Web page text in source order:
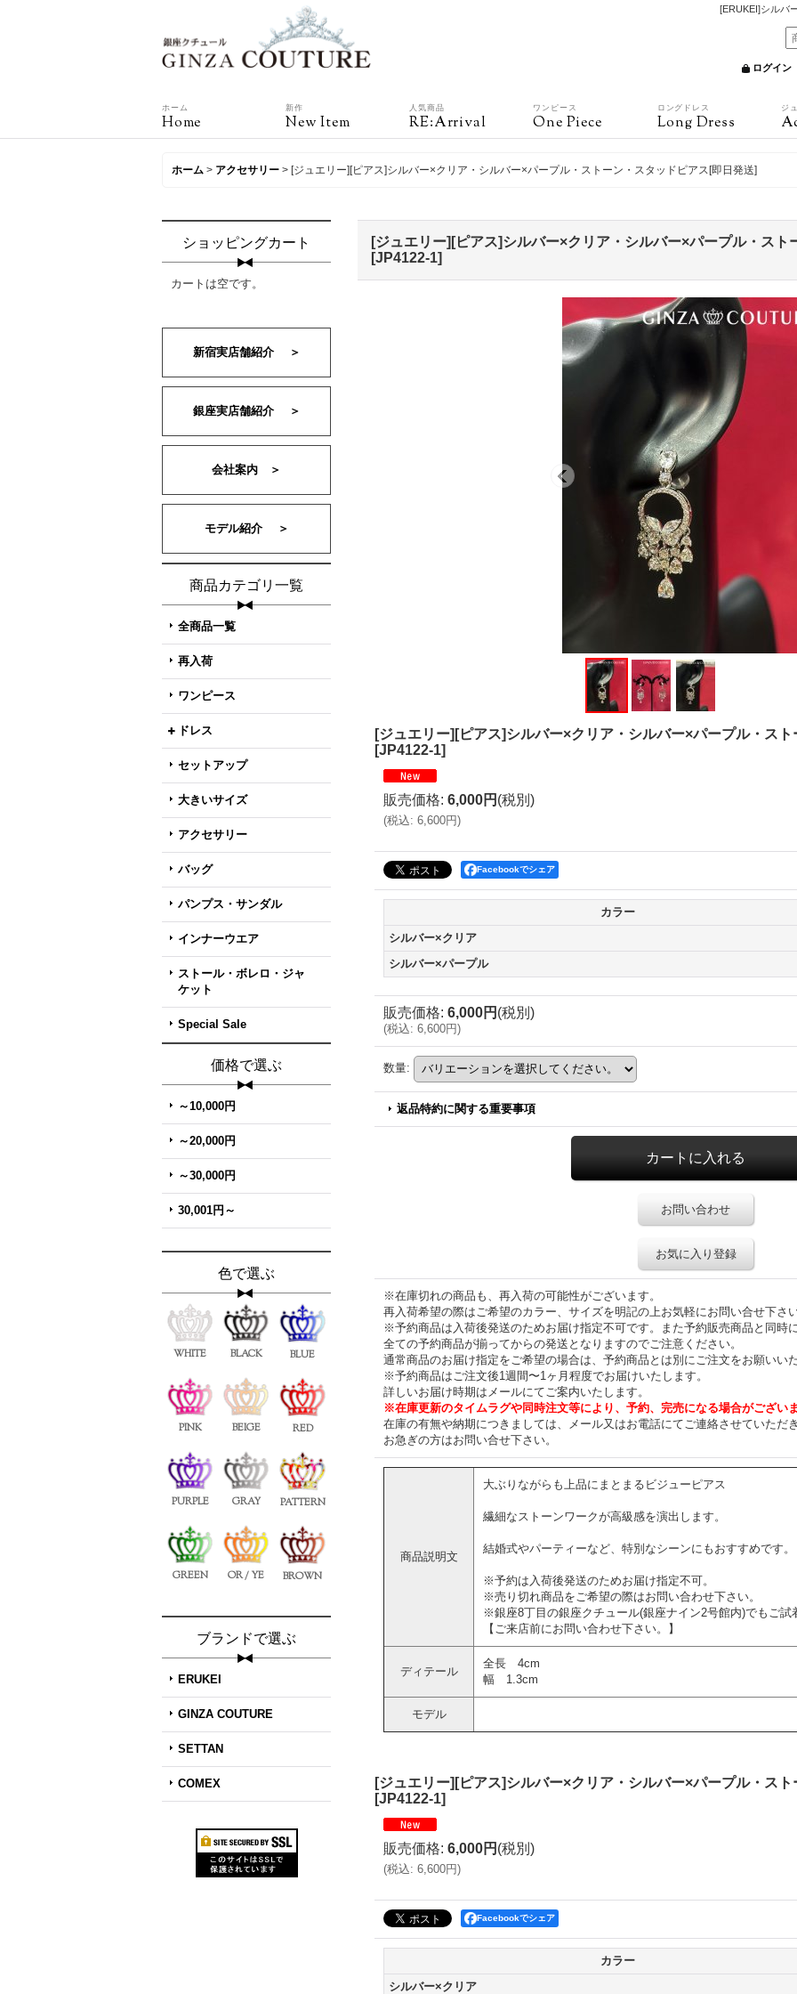
[ERUKEI]シルバ
ログイン
ホーム
Home
新作
New Item
人気商品
RE:Arrival
ワンピース
One Piece
ロングドレス
Long Dress
ジ
ホーム > アクセサリー > [ジュエリー][ピアス]シルバー×クリア・シルバー×パープル・ストーン・スタッドピアス[即日発送]
ショッピングカート
カートは空です。
新宿実店舗紹介 ＞
銀座実店舗紹介 ＞
会社案内 ＞
モデル紹介 ＞
商品カテゴリ一覧
全商品一覧
再入荷
ワンピース
ドレス
セットアップ
大きいサイズ
アクセサリー
バッグ
パンプス・サンダル
インナーウエア
ストール・ボレロ・ジャ
ケット
Special Sale
価格で選ぶ
～10,000円
～20,000円
～30,000円
30,001円～
色で選ぶ
WHITE BLACK BLUE
PINK BEIGE RED
PURPLE GRAY PATTERN
GREEN OR / YE BROWN
ブランドで選ぶ
ERUKEI
GINZA COUTURE
SETTAN
COMEX
[ジュエリー][ピアス]シルバー×クリア・シルバー×パープル・スト
[JP4122-1]
[ジュエリー][ピアス]シルバー×クリア・シルバー×パープル・ス
[JP4122-1]
販売価格: 6,000円 (税別)
(税込: 6,600円)
Facebookでシェア
カラー
シルバー×クリア
シルバー×パープル
販売価格: 6,000円 (税別)
(税込: 6,600円)
数量:
返品特約に関する重要事項
お問い合わせ
お気に入り登録
※在庫切れの商品も、再入荷の可能性がございます。
再入荷希望の際はご希望のカラー、サイズを明記の上お気軽にお問い合せ下さい
※予約商品は入荷後発送のためお届け指定不可です。また予約販売商品と同時
全ての予約商品が揃ってからの発送となりますのでご注意ください。
通常商品のお届け指定をご希望の場合は、予約商品とは別にご注文をお願いいた
※予約商品はご注文後1週間〜1ヶ月程度でお届けいたします。
詳しいお届け時期はメールにてご案内いたします。
※在庫更新のタイムラグや同時注文等により、予約、完売になる場合がございま
在庫の有無や納期につきましては、メール又はお電話にてご連絡させていただき
お急ぎの方はお問い合せ下さい。
商品説明文
大ぶりながらも上品にまとまるビジューピアス
繊細なストーンワークが高級感を演出します。
結婚式やパーティーなど、特別なシーンにもおすすめです。
※予約は入荷後発送のためお届け指定不可。
※売り切れ商品をご希望の際はお問い合わせ下さい。
※銀座8丁目の銀座クチュール(銀座ナイン2号館内)でもご試
【ご来店前にお問い合わせ下さい。】
ディテール
全長 4cm
幅 1.3cm
モデル
[ジュエリー][ピアス]シルバー×クリア・シルバー×パープル・ス
[JP4122-1]
販売価格: 6,000円 (税別)
(税込: 6,600円)
Facebookでシェア
カラー
シルバー×クリア